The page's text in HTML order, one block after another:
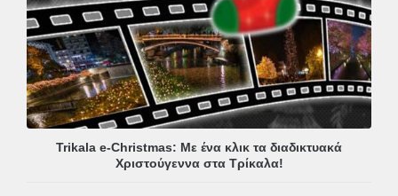
Trikala e-Christmas: Με ένα κλικ τα διαδικτυακά
Χριστούγεννα στα Τρίκαλα!